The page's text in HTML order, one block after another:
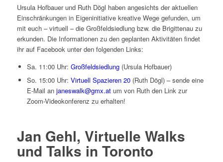
Ursula Hofbauer und Ruth Dögl haben angesichts der aktuellen
Einschränkungen in Eigeninitiative kreative Wege gefunden, um
mit euch – virtuell – die Großfeldsiedlung bzw. die Brigittenau zu
erkunden. Die Informationen zu den geplanten Aktivitäten findet
ihr auf Facebook unter den folgenden Links:
Sa. 11:00 Uhr: Großfeldsiedlung(Ursula Hofbauer)
So. 15:00 Uhr: Virtuell Spazieren 20(Ruth Dögl) – sende eine
E-Mail an janeswalk@gmx.atum von Ruth den Link zur
Zoom-Videokonferenz zu erhalten!
Jan Gehl, Virtuelle Walks
und Talks in Toronto